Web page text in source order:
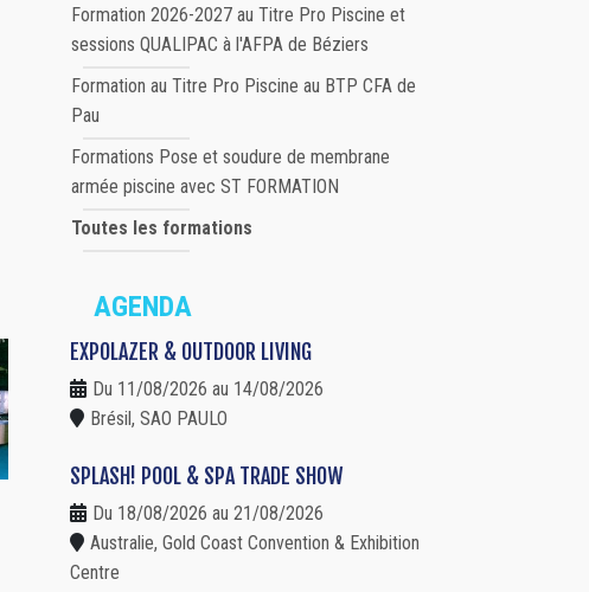
Formation 2026-2027 au Titre Pro Piscine et
sessions QUALIPAC à l'AFPA de Béziers
Formation au Titre Pro Piscine au BTP CFA de
Pau
Formations Pose et soudure de membrane
armée piscine avec ST FORMATION
Toutes les formations
AGENDA
EXPOLAZER & OUTDOOR LIVING
Du 11/08/2026 au 14/08/2026
Brésil, SAO PAULO
SPLASH! POOL & SPA TRADE SHOW
Du 18/08/2026 au 21/08/2026
Australie, Gold Coast Convention & Exhibition
Centre